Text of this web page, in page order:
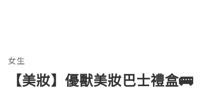
女生
【美妝】優獸美妝巴士禮盒🚌